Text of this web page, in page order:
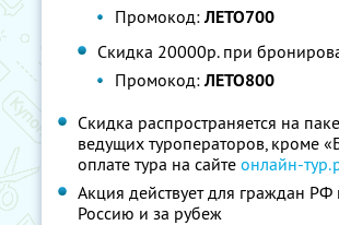
Промокод:ЛЕТО700
Скидка 20000р. при
Промокод:ЛЕТО800
Скидка распространяется на
ведущих туроператоров, кроме
оплате тура на сайте онлайн-
Акция действует для граждан
Россию и за рубеж